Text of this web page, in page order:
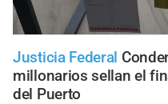
Justicia Federal
millonarios sellan el
del Puerto